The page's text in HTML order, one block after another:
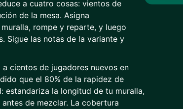
a cuatro cosas: vientos de
de la mesa. Asigna
rompe y reparte, y luego
Sigue las notas de la variante y
cientos de jugadores nuevos en
que el 80% de la rapidez de
estandariza la longitud de tu muralla,
de mezclar. La cobertura